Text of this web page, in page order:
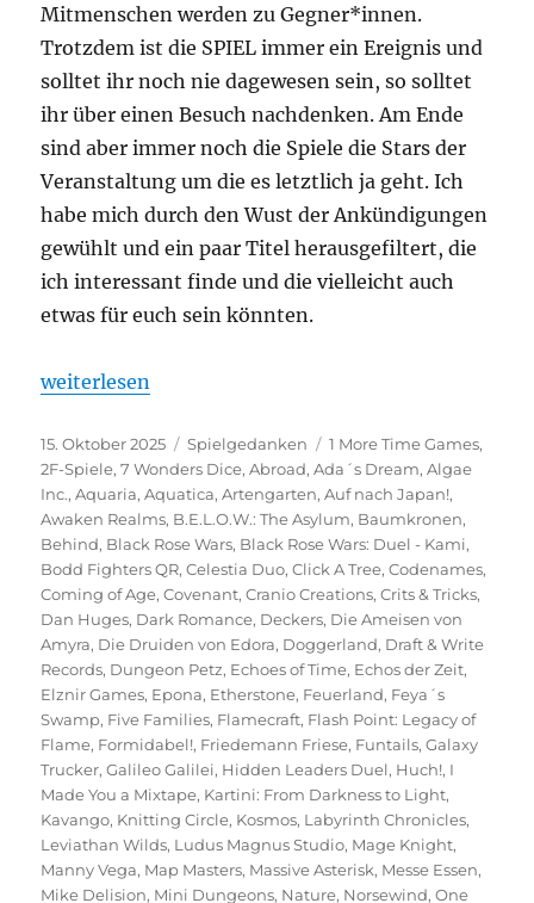
Mitmenschen werden zu Gegner*innen.
Trotzdem ist die SPIEL immer ein Ereignis und
solltet ihr noch nie dagewesen sein, so solltet
ihr über einen Besuch nachdenken. Am Ende
sind aber immer noch die Spiele die Stars der
Veranstaltung um die es letztlich ja geht. Ich
habe mich durch den Wust der Ankündigungen
gewühlt und ein paar Titel herausgefiltert, die
ich interessant finde und die vielleicht auch
etwas für euch sein könnten.
„Spiel 2025 – Eine Vorschau auf die
weiterlesen
Veröffentlicht
am
15. Oktober 2025 Kategorien
Spielgedanken Schlagwörter
1 More Time Games,
2F-Spiele,7 Wonders Dice,Abroad,Ada´s Dream,Algae
Inc.,Aquaria,Aquatica,Artengarten,Auf nach Japan!,
Awaken Realms, B.E.L.O.W.: The Asylum, Baumkronen,
Behind, Black Rose Wars, Black Rose Wars: Duel - Kami,
Bodd Fighters QR,Celestia Duo,Click A Tree,Codenames,
Coming of Age,Covenant,Cranio Creations,Crits & Tricks,
Dan Huges, Dark Romance, Deckers, Die Ameisen von
Amyra, Die Druiden von Edora, Doggerland, Draft & Write
Records, Dungeon Petz, Echoes of Time, Echos der Zeit,
Elznir Games, Epona, Etherstone, Feuerland, Feya´s
Swamp, Five Families, Flamecraft, Flash Point: Legacy of
Flame, Formidabel!, Friedemann Friese, Funtails,Galaxy
Trucker,Galileo Galilei, Hidden Leaders Duel, Huch!, I
Made You a Mixtape, Kartini: From Darkness to Light,
Kavango, Knitting Circle, Kosmos, Labyrinth Chronicles,
Leviathan Wilds, Ludus Magnus Studio, Mage Knight,
Manny Vega, Map Masters, Massive Asterisk, Messe Essen,
Mike Delision, Mini Dungeons, Nature, Norsewind,One